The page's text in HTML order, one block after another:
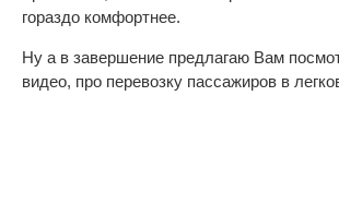
гораздо комфортнее.
Ну а в завершение предлагаю Вам
видео, про перевозку пассажиров в